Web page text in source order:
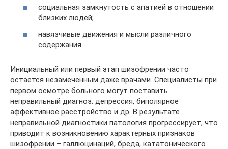
социальная замкнутость с апатией в отношении
близких людей;
навязчивые движения и мысли различного
содержания.
Инициальный или первый этап шизофрении часто
остается незамеченным даже врачами. Специалисты при
первом осмотре больного могут поставить
неправильный диагноз: депрессия, биполярное
аффективное расстройство и др. В результате
неправильной диагностики патология прогрессирует, что
приводит к возникновению характерных признаков
шизофрении – галлюцинаций, бреда, кататонического